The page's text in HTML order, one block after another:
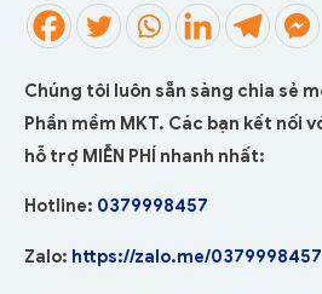
Chúng tôi luôn sẵn sàng chia sẻ
Phần mềm MKT. Các bạn kết nối
hỗ trợ MIỄN PHÍ nhanh nhất:
Hotline: 0379998457
Zalo: https://zalo.me/0379998457